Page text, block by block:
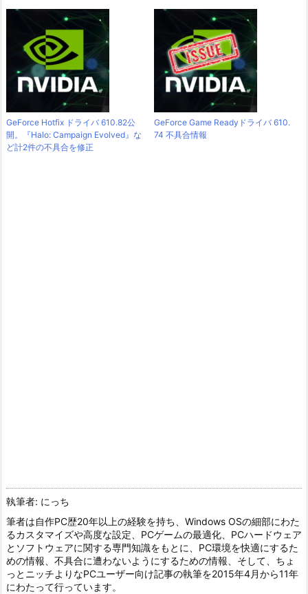
GeForce Hotfix ドライバ 610.82公
開。『Halo: Campaign Evolved』な
ど計2件の不具合を修正
GeForce Game Readyドライバ 610.
74 不具合情報
執筆者: にっち
筆者は自作PC歴20年以上の経験を持ち、Windows OSの細部にわた
るカスタマイズや高度な設定、PCゲームの最適化、PCハードウェア
とソフトウェアに関する専門知識をもとに、PC環境を快適にするた
めの情報、不具合に遭わないようにするための情報、そして、ちょ
っとニッチよりなPCユーザー向け記事の執筆を2015年4月から11年
にわたって行っています。